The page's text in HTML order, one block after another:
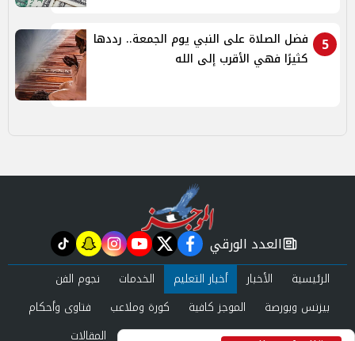
5
فضل الصلاة على النبي يوم الجمعة.. رددها
كثيرًا فهي الأقرب إلى الله
newspaper
العدد الورقي facebook
twitter
youtube
instagram
snapchat
tiktok
الرئيسية الأخبار أخبار التعليم الخدمات
نجوم الفن
بيزنس وبورصة
الموجز كافية كورة وملاعب
فتاوى وأحكام
صحة وجمال
عرب وعالم حوادث ومحاكم المقالات